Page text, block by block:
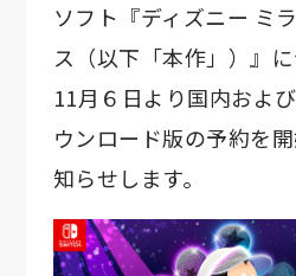
ソフト『ディズニー ミ
ス（以下「本作」）』
11月６日より国内およ
ウンロード版の予約を
知らせします。